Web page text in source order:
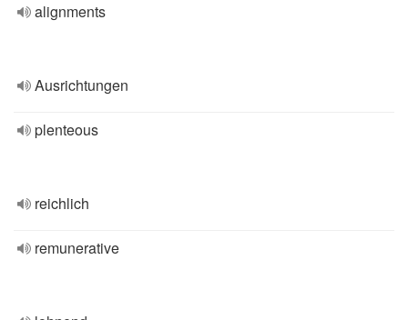
alignments
Ausrichtungen
plenteous
reichlich
remunerative